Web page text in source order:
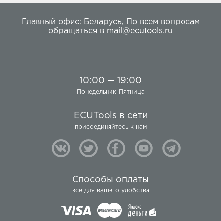
Главный офис: Беларусь,
По всем вопросам
обращаться в mail@ecutools.ru
10:00 — 19:00
Понедельник-Пятница
ECUTools в сети
присоединяйтесь к нам
Способы оплаты
все для вашего удобства